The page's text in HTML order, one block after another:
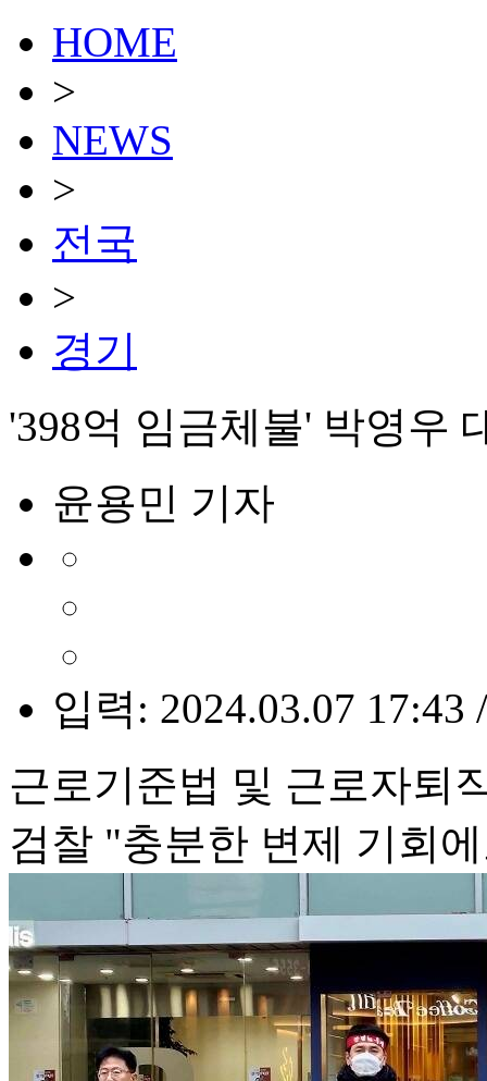
HOME
>
NEWS
>
전국
>
경기
'398억 임금체불' 박영우
윤용민 기자
입력: 2024.03.07 17:43
근로기준법 및 근로자퇴
검찰 "충분한 변제 기회